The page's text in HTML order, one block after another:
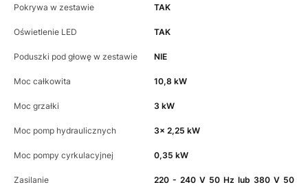
Pokrywa w zestawie TAK
Oświetlenie LED TAK
Poduszki pod głowę w zestawie NIE
Moc całkowita 10,8 kW
Moc grzałki 3 kW
Moc pomp hydraulicznych 3x 2,25 kW
Moc pompy cyrkulacyjnej 0,35 kW
Zasilanie
220 - 240 V 50 Hz lub 380 V 50